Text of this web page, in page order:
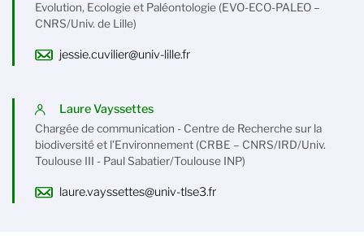
Evolution, Ecologie et Paléontologie (EVO-ECO-PALEO –
CNRS/Univ. de Lille)
jessie.cuvilier@univ-lille.fr
Laure Vayssettes
Chargée de communication - Centre de Recherche sur la
biodiversité et l’Environnement (CRBE – CNRS/IRD/Univ.
Toulouse III - Paul Sabatier/Toulouse INP)
laure.vayssettes@univ-tlse3.fr